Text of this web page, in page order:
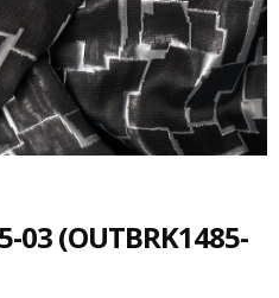
03(OUTBRK1485-